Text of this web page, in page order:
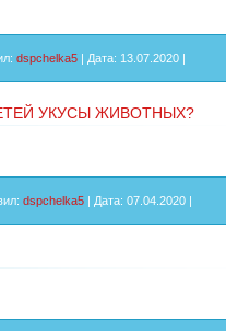
dspchelka5 | Дата: 13.07.2020 |
УКУСЫ ЖИВОТНЫХ?
dspchelka5 | Дата: 07.04.2020 |